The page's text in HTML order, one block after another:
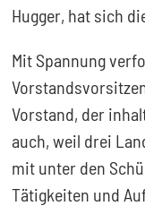
Hugger, hat sich
Mit Spannung
Vorstand, der
auch, weil drei
mit unter den
Tätigkeiten und